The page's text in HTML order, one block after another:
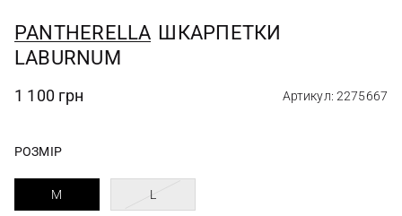
PANTHERELLA ШКАРПЕТКИ
LABURNUM
1 100 грн Артикул: 2275667
РОЗМІР
M L